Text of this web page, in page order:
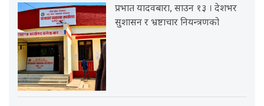
प्रभात यादवबारा, साउन १३ । देशभर
सुशासन र भ्रष्टाचार नियन्त्रणको